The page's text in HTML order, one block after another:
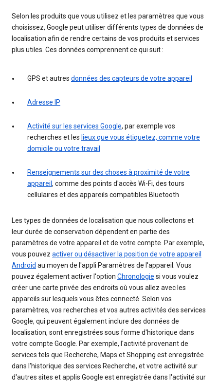
Selon les produits que vous utilisez et les paramètres que vous
choisissez, Google peut utiliser différents types de données de
localisation afin de rendre certains de vos produits et services
plus utiles. Ces données comprennent ce qui suit :
GPS et autres données des capteurs de votre appareil
Adresse IP
Activité sur les services Google, par exemple vos
recherches et les lieux que vous étiquetez, comme votre
domicile ou votre travail
Renseignements sur des choses à proximité de votre
appareil , comme des points d'accès Wi-Fi, des tours
cellulaires et des appareils compatibles Bluetooth
Les types de données de localisation que nous collectons et
leur durée de conservation dépendent en partie des
paramètres de votre appareil et de votre compte. Par exemple,
vous pouvez activer ou désactiver la position de votre appareil
Android au moyen de l'appli Paramètres de l'appareil. Vous
pouvez également activer l'option Chronologie si vous voulez
créer une carte privée des endroits où vous allez avec les
appareils sur lesquels vous êtes connecté. Selon vos
paramètres, vos recherches et vos autres activités des services
Google, qui peuvent également inclure des données de
localisation, sont enregistrées sous forme d'historique dans
votre compte Google. Par exemple, l'activité provenant de
services tels que Recherche, Maps et Shopping est enregistrée
dans l'historique des services Recherche, et votre activité sur
d'autres sites et applis Google est enregistrée dans l'activité sur